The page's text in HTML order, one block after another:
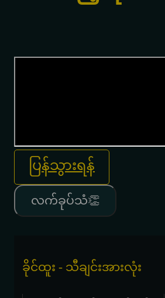
ပြန်သွားရန်
လက်ခုပ်သံ👏
ခိုင်ထူး - သီချင်းအားလုံး